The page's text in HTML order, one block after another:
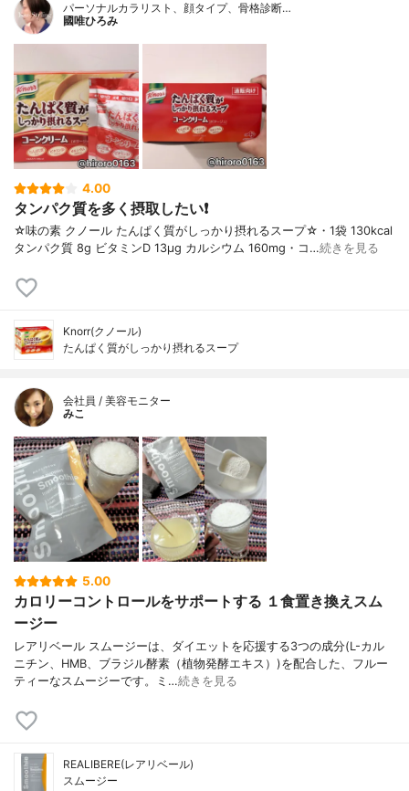
パーソナルカラリスト、顔タイプ、骨格診断…
國唯ひろみ
4.00
タンパク質を多く摂取したい❗️
☆味の素 クノール たんぱく質がしっかり摂れるスープ☆・1袋 130kcal
タンパク質 8g ビタミンD 13μg カルシウム 160mg・コ…続きを見る
Knorr(クノール)
たんぱく質がしっかり摂れるスープ
会社員 / 美容モニター
みこ
5.00
カロリーコントロールをサポートする １食置き換えスム
ージー
レアリベール スムージーは、ダイエットを応援する3つの成分(L-カル
ニチン、HMB、ブラジル酵素（植物発酵エキス）)を配合した、フルー
ティーなスムージーです。ミ…続きを見る
REALIBERE(レアリベール)
スムージー